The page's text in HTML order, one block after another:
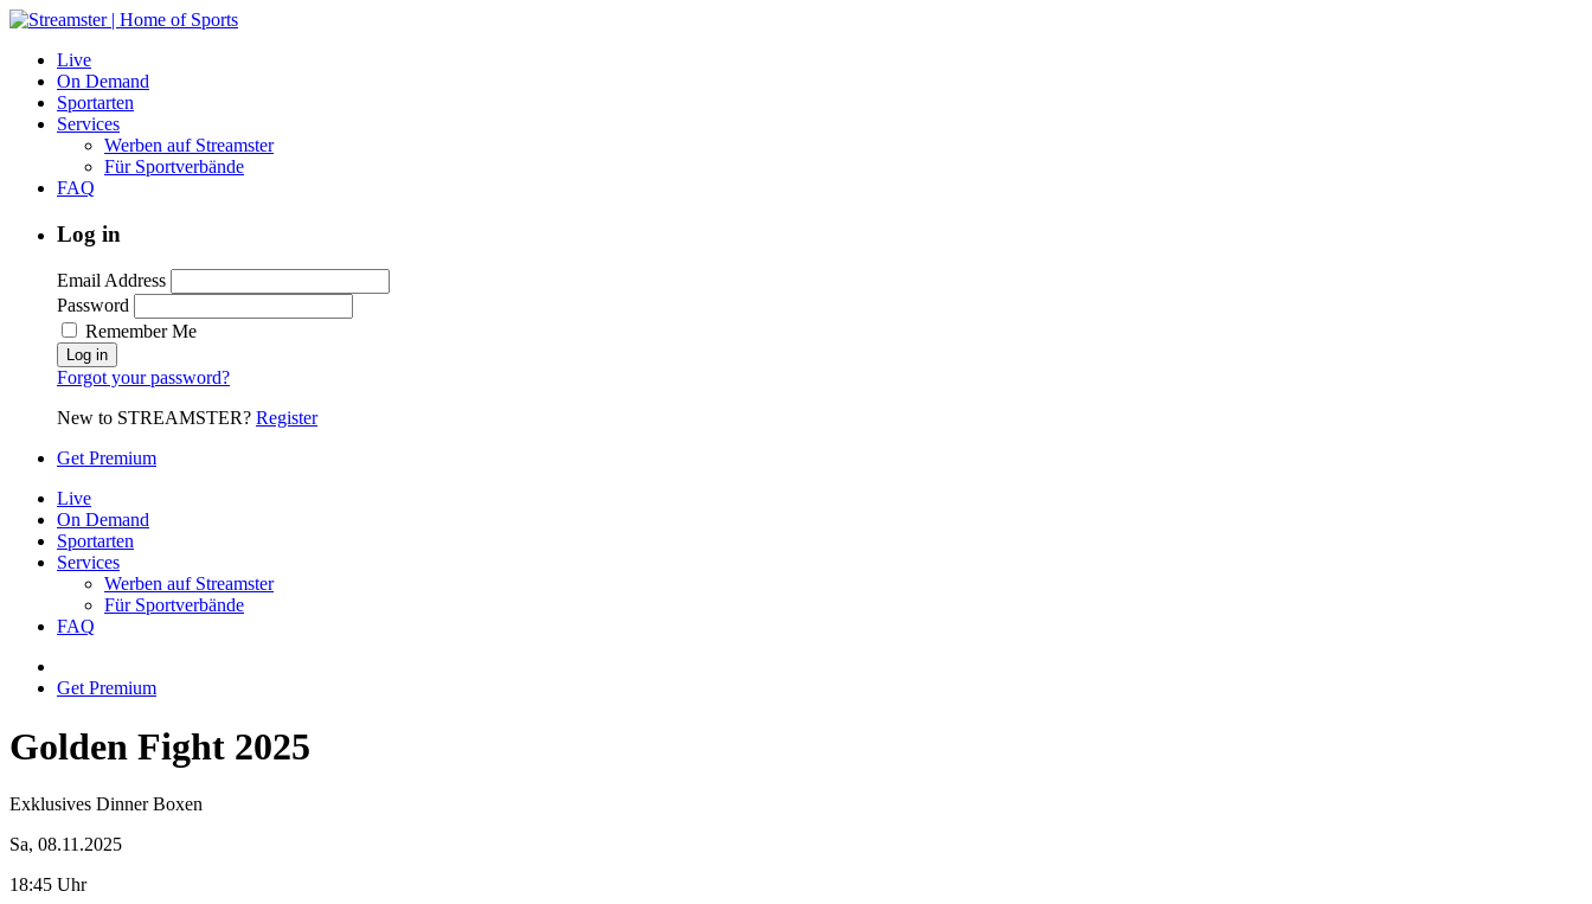
Live
On Demand
Sportarten
Services
Werben auf Streamster
Für Sportverbände
FAQ
Log in
Email Address
Password
Remember Me
Forgot your password?
New to STREAMSTER? Register
Get Premium
Live
On Demand
Sportarten
Services
Werben auf Streamster
Für Sportverbände
FAQ
Get Premium
Golden Fight 2025
Exklusives Dinner Boxen
Sa, 08.11.2025
18:45 Uhr